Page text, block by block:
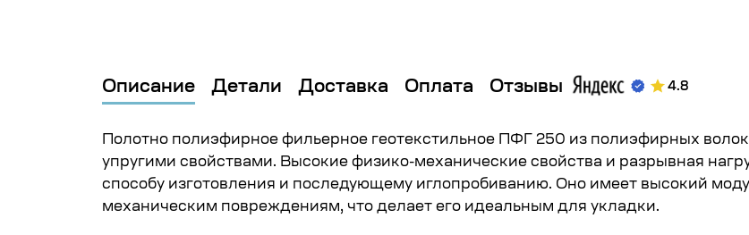
Описание Детали Доставка Оплата Отзывы 4.8
Полотно полиэфирное фильерное геотекстильное ПФГ 250 из полиэфирных
упругими свойствами. Высокие физико-механические свойства и разрывная
способу изготовления и последующему иглопробиванию. Оно имеет высокий
механическим повреждениям, что делает его идеальным для укладки.